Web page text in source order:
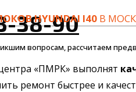
38-90
вопросам, рассчитаем
HYUNDAI I40 В
«ПМРК» выполнят
ремонт быстрее и